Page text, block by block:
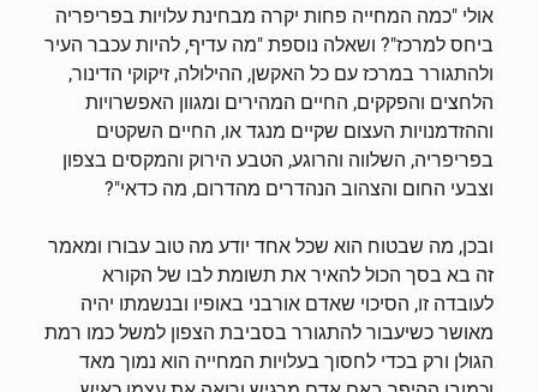
אולי "כמה המחייה פחות יקרה מבחינת עלויות בפריפריה
ביחס למרכז"? ושאלה נוספת "מה עדיף, להיות עכבר העיר
ולהתגורר במרכז עם כל האקשן, ההילולה, זיקוקי הדינור,
הלחצים והפקקים, החיים המהירים ומגוון האפשרויות
וההזדמנויות העצום שקיים מנגד או, החיים השקטים
בפריפריה, השלווה והרוגע, הטבע הירוק והמקסים בצפון
וצבעי החום והצהוב הנהדרים מהדרום, מה כדאי"?
ובכן, מה שבטוח הוא שכל אחד יודע מה טוב עבורו ומאמר
זה בא בסך הכול להאיר את תשומת לבו של הקורא
לעובדה זו, הסיכוי שאדם אורבני באופיו ובנשמתו יהיה
מאושר כשיעבור להתגורר בסביבת הצפון למשל כמו רמת
הגולן ורק בכדי לחסוך בעלויות המחייה הוא נמוך מאד